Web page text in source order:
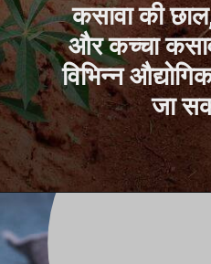
कसावा की
और कच्चा
विभिन्न
जा